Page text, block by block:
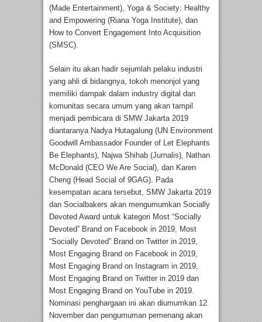
(Made Entertainment), Yoga & Society: Healthy
and Empowering (Riana Yoga Institute), dan
How to Convert Engagement Into Acquisition
(SMSC).
Selain itu akan hadir sejumlah pelaku industri
yang ahli di bidangnya, tokoh menonjol yang
memiliki dampak dalam industry digital dan
komunitas secara umum yang akan tampil
menjadi pembicara di SMW Jakarta 2019
diantaranya Nadya Hutagalung (UN Environment
Goodwill Ambassador Founder of Let Elephants
Be Elephants), Najwa Shihab (Jurnalis), Nathan
McDonald (CEO We Are Social), dan Karen
Cheng (Head Social of 9GAG). Pada
kesempatan acara tersebut, SMW Jakarta 2019
dan Socialbakers akan mengumumkan Socially
Devoted Award untuk kategori Most “Socially
Devoted” Brand on Facebook in 2019, Most
“Socially Devoted” Brand on Twitter in 2019,
Most Engaging Brand on Facebook in 2019,
Most Engaging Brand on Instagram in 2019,
Most Engaging Brand on Twitter in 2019 dan
Most Engaging Brand on YouTube in 2019.
Nominasi penghargaan ini akan diumumkan 12
November dan pengumuman pemenang akan